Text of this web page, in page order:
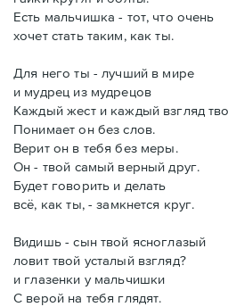
Есть мальчишка - тот, что очень
хочет стать таким, как ты.
Для него ты - лучший в мире
и мудрец из мудрецов
Каждый жест и каждый взгляд
Понимает он без слов.
Верит он в тебя без меры.
Он - твой самый верный друг.
Будет говорить и делать
всё, как ты, - замкнется круг.
Видишь - сын твой ясноглазый
ловит твой усталый взгляд?
и глазенки у мальчишки
С верой на тебя глядят.